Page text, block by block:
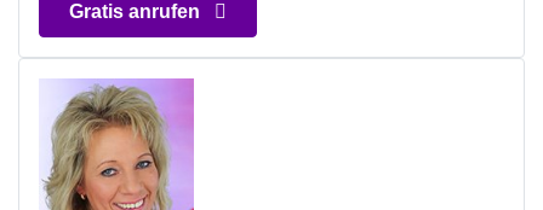
Gratis anrufen